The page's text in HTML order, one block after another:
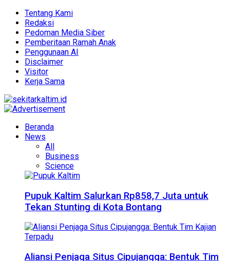
Tentang Kami
Redaksi
Pedoman Media Siber
Pemberitaan Ramah Anak
Penggunaan AI
Disclaimer
Visitor
Kerja Sama
Beranda
News
All
Business
Science
Pupuk Kaltim Salurkan Rp858,7 Juta untuk
Tekan Stunting di Kota Bontang
Aliansi Penjaga Situs Cipujangga: Bentuk Tim